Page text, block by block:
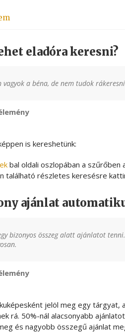
eladóra keresni?
vagyok a béna, de nem tudok
is kereshetünk:
bal oldali oszlopában a szűrőben
található részletes keresésre
ajánlat
bizonyos összeg alatt ajánlatot
jelöl meg egy
rá. 50%-nál alacsonyabb
és nagyobb összegű ajánlat